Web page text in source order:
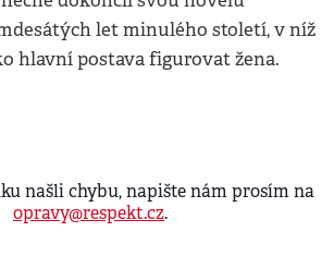
let minulého století, v níž
hlavní postava figurovat žena.
našli chybu, napište nám prosím na
opravy@respekt.cz.